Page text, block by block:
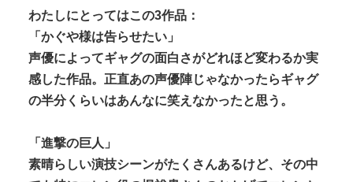
Powered by livedoor 相互RSS
わたしにとってはこの3作品：
「かぐや様は告らせたい」
声優によってギャグの面白さがどれほど変わるか実
感した作品。正直あの声優陣じゃなかったらギャグ
の半分くらいはあんなに笑えなかったと思う。
「進撃の巨人」
素晴らしい演技シーンがたくさんあるけど、その中